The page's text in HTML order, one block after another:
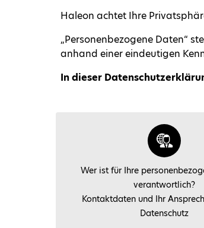
Haleon achtet Ihre
„Personenbezogene Daten“
anhand einer eindeutigen
In dieser
Wer ist für Ihre
verantwortlich?
Kontaktdaten und Ihr
Datenschutz